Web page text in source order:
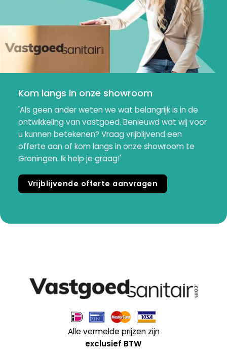
Kom langs in onze showroom
'Als geen ander weten we wat belangrijk is in de
ontwikkeling van vastgoed. Benieuwd wat wij voor
u kunnen betekenen? Vraag vrijblijvend een
offerte aan of kom langs in onze showroom te
Groningen. Ik help je graag!'
Vrijblijvende offerte aanvragen
Alle vermelde prijzen zijn
exclusief BTW